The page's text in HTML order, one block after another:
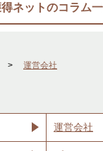
ネットのコラム
運営会社
運営会社